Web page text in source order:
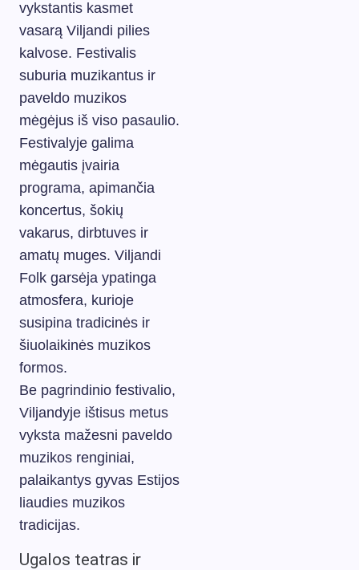
vykstantis kasmet
vasarą Viljandi pilies
kalvose. Festivalis
suburia muzikantus ir
paveldo muzikos
mėgėjus iš viso pasaulio.
Festivalyje galima
mėgautis įvairia
programa, apimančia
koncertus, šokių
vakarus, dirbtuves ir
amatų muges. Viljandi
Folk garsėja ypatinga
atmosfera, kurioje
susipina tradicinės ir
šiuolaikinės muzikos
formos.
Be pagrindinio festivalio,
Viljandyje ištisus metus
vyksta mažesni paveldo
muzikos renginiai,
palaikantys gyvas Estijos
liaudies muzikos
tradicijas.
Ugalos teatras ir